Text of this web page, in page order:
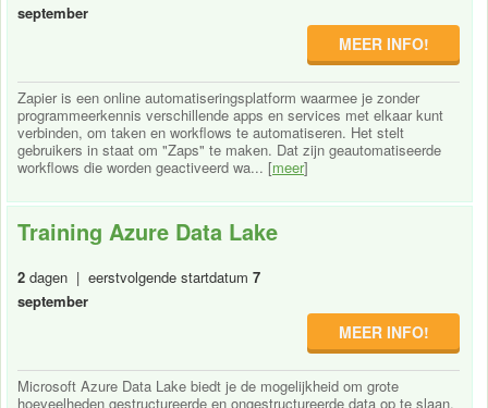
september
MEER INFO!
Zapier is een online automatiseringsplatform waarmee je zonder
programmeerkennis verschillende apps en services met elkaar kunt
verbinden, om taken en workflows te automatiseren. Het stelt
gebruikers in staat om "Zaps" te maken. Dat zijn geautomatiseerde
workflows die worden geactiveerd wa... [meer]
Training Azure Data Lake
2 dagen | eerstvolgende startdatum 7
september
MEER INFO!
Microsoft Azure Data Lake biedt je de mogelijkheid om grote
hoeveelheden gestructureerde en ongestructureerde data op te slaan,